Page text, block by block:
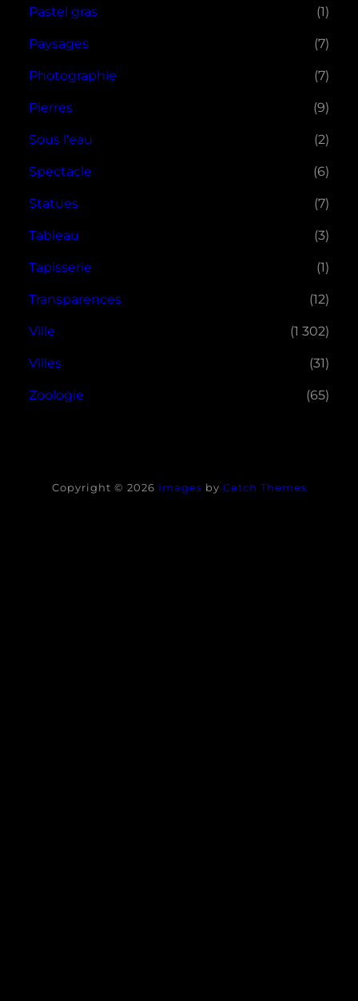
Pastel gras (1)
Paysages (7)
Photographie (7)
Pierres (9)
Sous l'eau (2)
Spectacle (6)
Statues (7)
Tableau (3)
Tapisserie (1)
Transparences (12)
Ville (1 302)
Villes (31)
Zoologie (65)
Copyright © 2026 Images by Catch Themes